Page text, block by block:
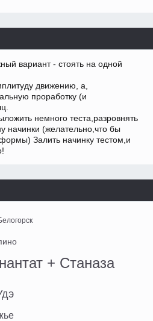
вариант - стоять на одной
движению, а,
проработку (и
немного теста,разровнять
начинки (желательно,что бы
Залить начинку тестом,и
+ Станаза